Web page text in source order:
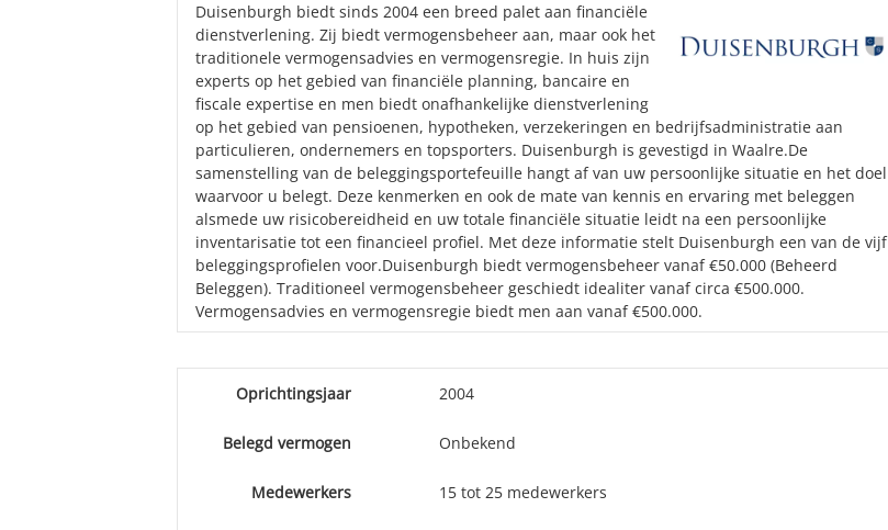
Duisenburgh biedt sinds 2004 een breed palet aan financiële
dienstverlening. Zij biedt vermogensbeheer aan, maar ook het
traditionele vermogensadvies en vermogensregie. In huis zijn
experts op het gebied van financiële planning, bancaire en
fiscale expertise en men biedt onafhankelijke dienstverlening
op het gebied van pensioenen, hypotheken, verzekeringen en bedrijfsadministratie aan
particulieren, ondernemers en topsporters. Duisenburgh is gevestigd in Waalre.De
samenstelling van de beleggingsportefeuille hangt af van uw persoonlijke situatie en het doel
waarvoor u belegt. Deze kenmerken en ook de mate van kennis en ervaring met beleggen
alsmede uw risicobereidheid en uw totale financiële situatie leidt na een persoonlijke
inventarisatie tot een financieel profiel. Met deze informatie stelt Duisenburgh een van de vijf
beleggingsprofielen voor.Duisenburgh biedt vermogensbeheer vanaf €50.000 (Beheerd
Beleggen). Traditioneel vermogensbeheer geschiedt idealiter vanaf circa €500.000.
Vermogensadvies en vermogensregie biedt men aan vanaf €500.000.
Oprichtingsjaar 2004
Belegd vermogen Onbekend
Medewerkers 15 tot 25 medewerkers